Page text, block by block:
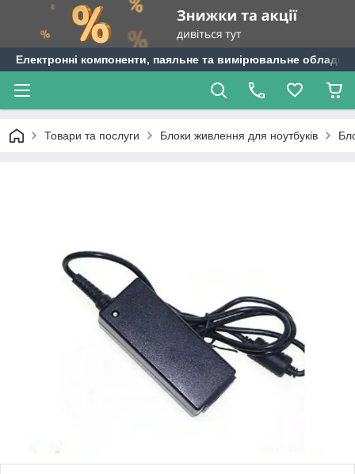
Електронні компоненти, паяльне та вимірювальне
Товари та послуги Блоки живлення для ноутбуків